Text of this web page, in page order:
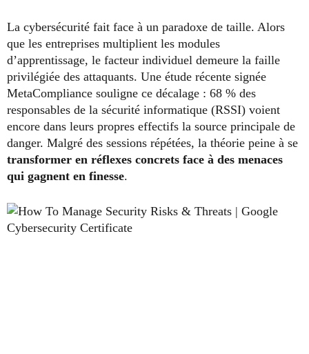
La cybersécurité fait face à un paradoxe de taille. Alors
que les entreprises multiplient les modules
d’apprentissage, le facteur individuel demeure la faille
privilégiée des attaquants. Une étude récente signée
MetaCompliance souligne ce décalage : 68 % des
responsables de la sécurité informatique (RSSI) voient
encore dans leurs propres effectifs la source principale de
danger. Malgré des sessions répétées, la théorie peine à se
transformer en réflexes concrets face à des menaces
qui gagnent en finesse.